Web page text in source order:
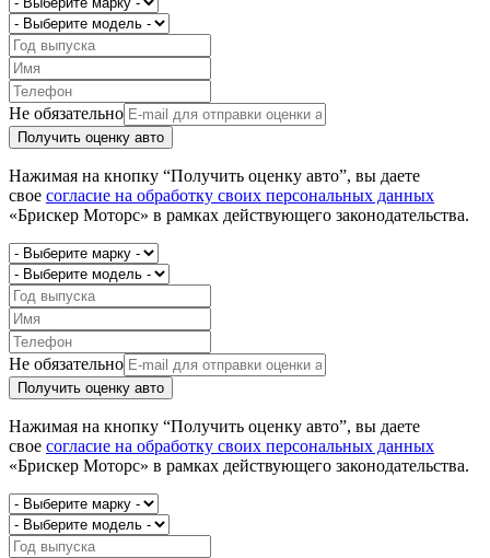
Не обязательно
Получить оценку авто
Нажимая на кнопку “Получить оценку авто”, вы даете
свое согласие на обработку своих персональных данных
«Брискер Моторс» в рамках действующего законодательства.
Не обязательно
Получить оценку авто
Нажимая на кнопку “Получить оценку авто”, вы даете
свое согласие на обработку своих персональных данных
«Брискер Моторс» в рамках действующего законодательства.